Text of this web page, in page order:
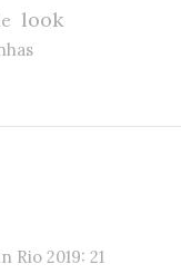
look
Rio 2019: 21